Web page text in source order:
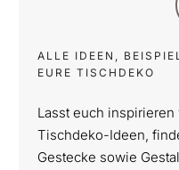
ALLE IDEEN,
EURE TISCHDEKO
Lasst euch
Tischdeko-Ideen,
Gestecke sowie